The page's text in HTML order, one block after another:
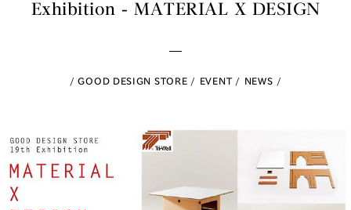
Exhibition - MATERIAL X DESIGN
GOOD DESIGN STORE EVENT NEWS